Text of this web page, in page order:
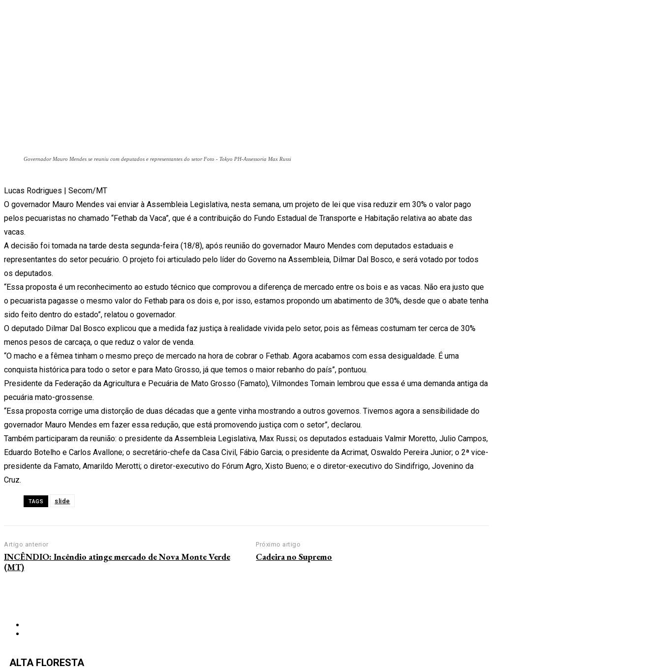
Governador Mauro Mendes se reuniu com deputados e representantes do setor Foto - Tokyo PH-Assessoria Max Russi
Lucas Rodrigues | Secom/MT
O governador Mauro Mendes vai enviar à Assembleia Legislativa, nesta semana, um projeto de lei que visa reduzir em 30% o valor pago
pelos pecuaristas no chamado “Fethab da Vaca”, que é a contribuição do Fundo Estadual de Transporte e Habitação relativa ao abate das
vacas.
A decisão foi tomada na tarde desta segunda-feira (18/8), após reunião do governador Mauro Mendes com deputados estaduais e
representantes do setor pecuário. O projeto foi articulado pelo líder do Governo na Assembleia, Dilmar Dal Bosco, e será votado por todos
os deputados.
“Essa proposta é um reconhecimento ao estudo técnico que comprovou a diferença de mercado entre os bois e as vacas. Não era justo que
o pecuarista pagasse o mesmo valor do Fethab para os dois e, por isso, estamos propondo um abatimento de 30%, desde que o abate tenha
sido feito dentro do estado”, relatou o governador.
O deputado Dilmar Dal Bosco explicou que a medida faz justiça à realidade vivida pelo setor, pois as fêmeas costumam ter cerca de 30%
menos pesos de carcaça, o que reduz o valor de venda.
“O macho e a fêmea tinham o mesmo preço de mercado na hora de cobrar o Fethab. Agora acabamos com essa desigualdade. É uma
conquista histórica para todo o setor e para Mato Grosso, já que temos o maior rebanho do país”, pontuou.
Presidente da Federação da Agricultura e Pecuária de Mato Grosso (Famato), Vilmondes Tomain lembrou que essa é uma demanda antiga da
pecuária mato-grossense.
“Essa proposta corrige uma distorção de duas décadas que a gente vinha mostrando a outros governos. Tivemos agora a sensibilidade do
governador Mauro Mendes em fazer essa redução, que está promovendo justiça com o setor”, declarou.
Também participaram da reunião: o presidente da Assembleia Legislativa, Max Russi; os deputados estaduais Valmir Moretto, Julio Campos,
Eduardo Botelho e Carlos Avallone; o secretário-chefe da Casa Civil, Fábio Garcia; o presidente da Acrimat, Oswaldo Pereira Junior; o 2ª vice-
presidente da Famato, Amarildo Merotti; o diretor-executivo do Fórum Agro, Xisto Bueno; e o diretor-executivo do Sindifrigo, Jovenino da
Cruz.
TAGS slide
Artigo anterior
INCÊNDIO: Incêndio atinge mercado de Nova Monte Verde
(MT)
Próximo artigo
Cadeira no Supremo
ALTA FLORESTA